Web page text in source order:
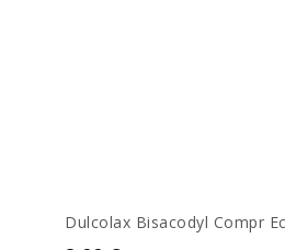
Dulcolax Bisacodyl Compr